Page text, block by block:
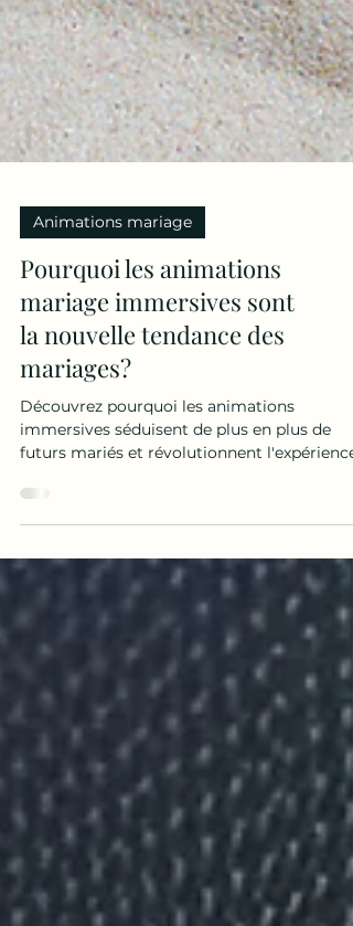
Animations mariage
Pourquoi les animations
mariage immersives sont
la nouvelle tendance des
mariages?
Découvrez pourquoi les animations
futurs mariés et révolutionnent l'expérience
des invités.